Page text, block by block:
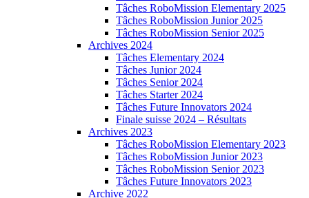
Tâches RoboMission Elementary 2025
Tâches RoboMission Junior 2025
Tâches RoboMission Senior 2025
Archives 2024
Tâches Elementary 2024
Tâches Junior 2024
Tâches Senior 2024
Tâches Starter 2024
Tâches Future Innovators 2024
Finale suisse 2024 – Résultats
Archives 2023
Tâches RoboMission Elementary 2023
Tâches RoboMission Junior 2023
Tâches RoboMission Senior 2023
Tâches Future Innovators 2023
Archive 2022